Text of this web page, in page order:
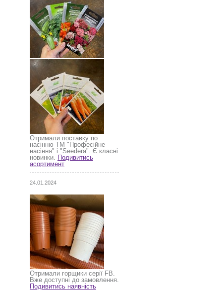
Отримали поставку по
насінню ТМ "Професійне
насіння" і "Seedera". Є класні
новинки. Подивитись
асортимент
24.01.2024
Отримали горщики серії FB.
Вже доступні до замовлення.
Подивитись наявність